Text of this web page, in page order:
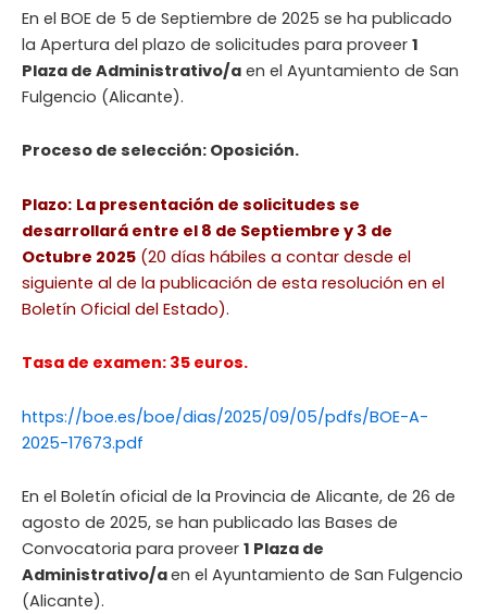
En el BOE de 5 de Septiembre de 2025 se ha publicado
la Apertura del plazo de solicitudes para proveer 1
Plaza de Administrativo/a en el Ayuntamiento de San
Fulgencio (Alicante).
Proceso de selección: Oposición.
Plazo: La presentación de solicitudes se
desarrollará entre el 8 de Septiembre y 3 de
Octubre 2025 (20 días hábiles a contar desde el
siguiente al de la publicación de esta resolución en el
Boletín Oficial del Estado).
Tasa de examen: 35 euros.
https://boe.es/boe/dias/2025/09/05/pdfs/BOE-A-
2025-17673.pdf
En el Boletín oficial de la Provincia de Alicante, de 26 de
agosto de 2025, se han publicado las Bases de
Convocatoria para proveer 1 Plaza de
Administrativo/aen el Ayuntamiento de San Fulgencio
(Alicante).